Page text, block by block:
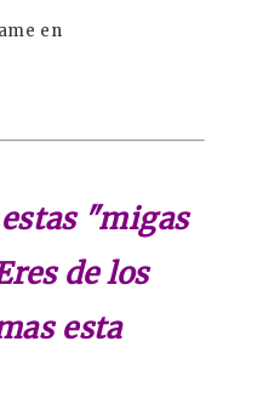
en
"migas
de los
esta